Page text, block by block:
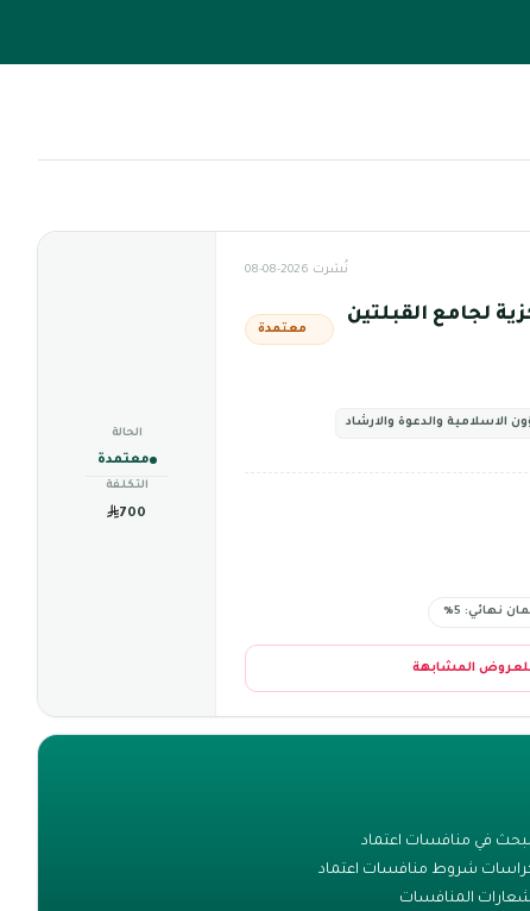
نُشرت 2026-08-08
لجامع القبلتين
معتمدة
الاسلامية والدعوة والارشاد
نهائي: 5%
المشابهة
الحالة
معتمدة
التكلفة
700
في منافسات اعتماد
شروط منافسات اعتماد
المنافسات